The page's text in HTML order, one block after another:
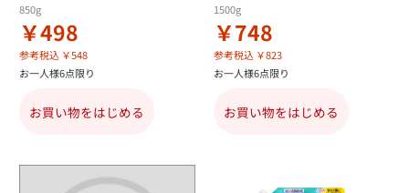
850g
￥498
参考税込 ￥548
お一人様6点限り
お買い物をはじめる
1500g
￥748
参考税込 ￥823
お一人様6点限り
お買い物をはじめる